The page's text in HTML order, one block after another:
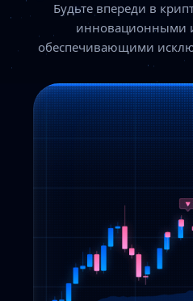
Будьте впереди в
инновационными
обеспечивающими